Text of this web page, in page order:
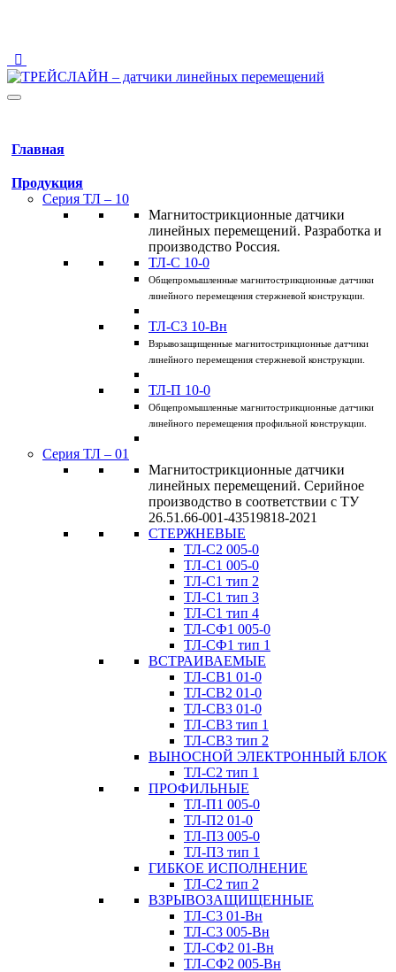
Главная
Продукция
Серия ТЛ – 10
Магнитострикционные датчики
линейных перемещений. Разработка и
производство Россия.
ТЛ-C 10-0
Общепромышленные магнитострикционные датчики
линейного перемещения стержневой конструкции.
ТЛ-C3 10-Вн
Взрывозащищенные магнитострикционные датчики
линейного перемещения стержневой конструкции.
ТЛ-П 10-0
Общепромышленные магнитострикционные датчики
линейного перемещения профильной конструкции.
Серия ТЛ – 01
Магнитострикционные датчики
линейных перемещений. Серийное
производство в соответствии с ТУ
26.51.66-001-43519818-2021
СТЕРЖНЕВЫЕ
ТЛ-C2 005-0
ТЛ-C1 005-0
ТЛ-C1 тип 2
ТЛ-C1 тип 3
ТЛ-С1 тип 4
ТЛ-CФ1 005-0
ТЛ-CФ1 тип 1
ВСТРАИВАЕМЫЕ
ТЛ-CВ1 01-0
ТЛ-CВ2 01-0
ТЛ-CВ3 01-0
ТЛ-CВ3 тип 1
ТЛ-CВ3 тип 2
ВЫНОСНОЙ ЭЛЕКТРОННЫЙ БЛОК
ТЛ-C2 тип 1
ПРОФИЛЬНЫЕ
ТЛ-П1 005-0
ТЛ-П2 01-0
ТЛ-П3 005-0
ТЛ-П3 тип 1
ГИБКОЕ ИСПОЛНЕНИЕ
ТЛ-C2 тип 2
ВЗРЫВОЗАЩИЩЕННЫЕ
ТЛ-C3 01-Вн
ТЛ-C3 005-Вн
ТЛ-CФ2 01-Вн
ТЛ-CФ2 005-Вн